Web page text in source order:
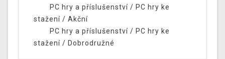
PC hry a příslušenství/ PC hry ke
stažení / Akční
PC hry a příslušenství/ PC hry ke
stažení / Dobrodružné